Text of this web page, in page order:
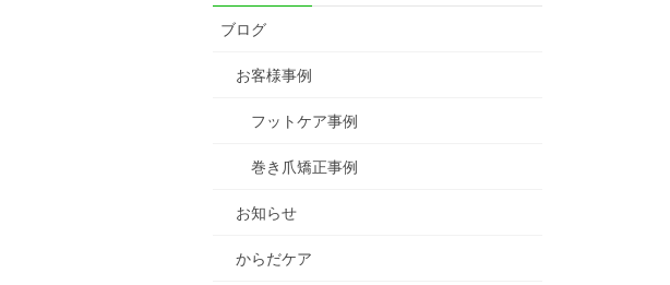
ブログ
お客様事例
フットケア事例
巻き爪矯正事例
お知らせ
からだケア